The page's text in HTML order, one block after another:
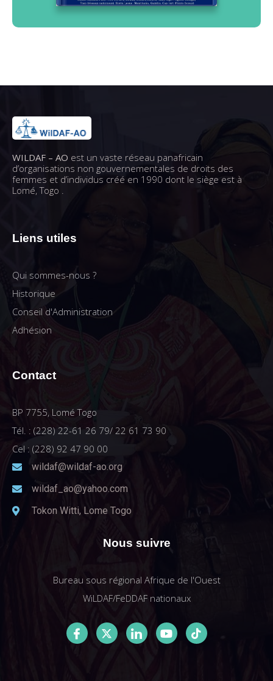
WILDAF – AO est un vaste réseau panafricain
d’organisations non gouvernementales de droits des
femmes et d’individus créé en 1990 dont le siège est à
Lomé, Togo .
Liens utiles
Qui sommes-nous ?
Historique
Conseil d'Administration
Adhésion
Contact
BP 7755, Lomé Togo
Tél. : (228) 22-61 26 79/ 22 61 73 90
Cel : (228) 92 47 90 00
wildaf@wildaf-ao.org
wildaf_ao@yahoo.com
Tokon Witti, Lome Togo
Nous suivre
Bureau sous régional Afrique de l'Ouest
WiLDAF/FeDDAF nationaux